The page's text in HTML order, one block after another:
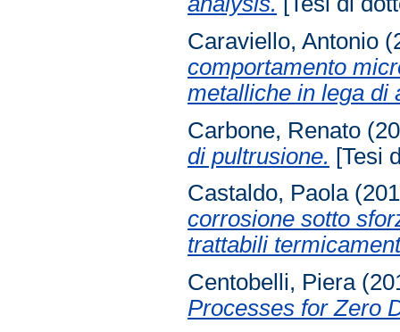
Caraviello, Antonio
comportamento
metalliche in lega di
Carbone, Renato
di pultrusione. [Tesi
Castaldo, Paola
corrosione sotto
trattabili
Centobelli, Piera
Processes for Zero